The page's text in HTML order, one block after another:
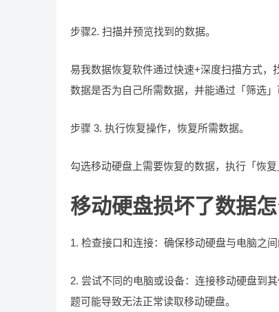
步骤2. 扫描并预览找到的数据。
易我数据恢复软件通过快速+深度扫描方式
数据是否为自己所需数据，并能通过「筛选
步骤 3. 执行恢复操作，恢复所需数据。
勾选移动硬盘上需要恢复的数据，执行「恢
移动硬盘损坏了数据
1. 检查接口和连接：确保移动硬盘与电脑之
2. 尝试不同的电脑或设备：连接移动硬盘到
题可能导致无法正常读取移动硬盘。